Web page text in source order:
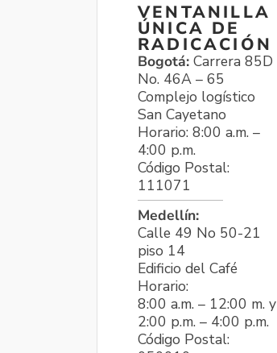
VENTANILLA
ÚNICA DE
RADICACIÓN
Bogotá: Carrera 85D
No. 46A – 65
Complejo logístico
San Cayetano
Horario: 8:00 a.m. –
4:00 p.m.
Código Postal:
111071
Medellín:
Calle 49 No 50-21
piso 14
Edificio del Café
Horario:
8:00 a.m. – 12:00 m. y
2:00 p.m. – 4:00 p.m.
Código Postal: